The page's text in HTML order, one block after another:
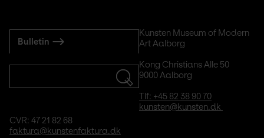
Kunsten Museum of Modern
Art Aalborg
Kong Christians Alle 50
9000 Aalborg
Tlf: +45 82 38 90 70
kunsten@kunsten.dk
CVR: 47 21 82 68
faktura@kunstenfaktura.dk
Subscribe
toBulletin